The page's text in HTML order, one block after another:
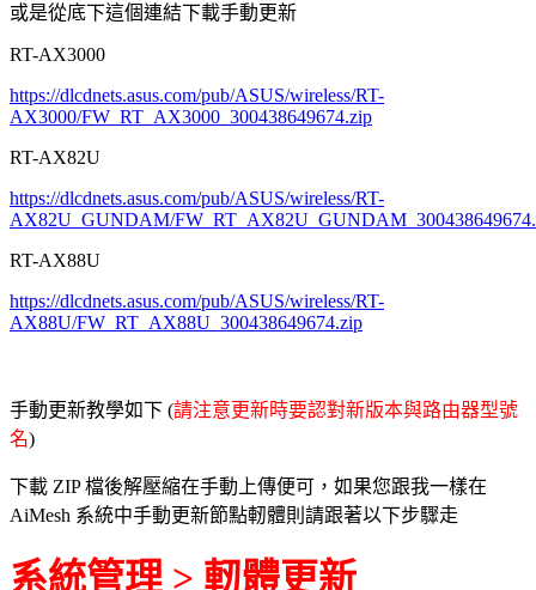
或是從底下這個連結下載手動更新
RT-AX3000
https://dlcdnets.asus.com/pub/ASUS/wireless/RT-
AX3000/FW_RT_AX3000_300438649674.zip
RT-AX82U
https://dlcdnets.asus.com/pub/ASUS/wireless/RT-
AX82U_GUNDAM/
RT-AX88U
https://dlcdnets.asus.com/pub/ASUS/wireless/RT-
AX88U/FW_RT_AX88U_300438649674.zip
手動更新教學如下 (請注意更新時要認對新版本與路由器型號
名)
下載 ZIP 檔後解壓縮在手動上傳便可，如果您跟我一樣在
AiMesh 系統中手動更新節點軔體則請跟著以下步驟走
系統管理 > 軔體更新